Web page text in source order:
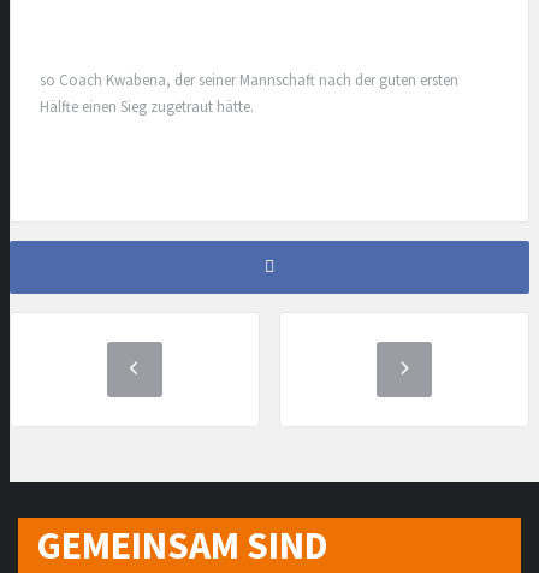
so Coach Kwabena, der seiner Mannschaft nach der guten ersten
Hälfte einen Sieg zugetraut hätte.
GEMEINSAM SIND